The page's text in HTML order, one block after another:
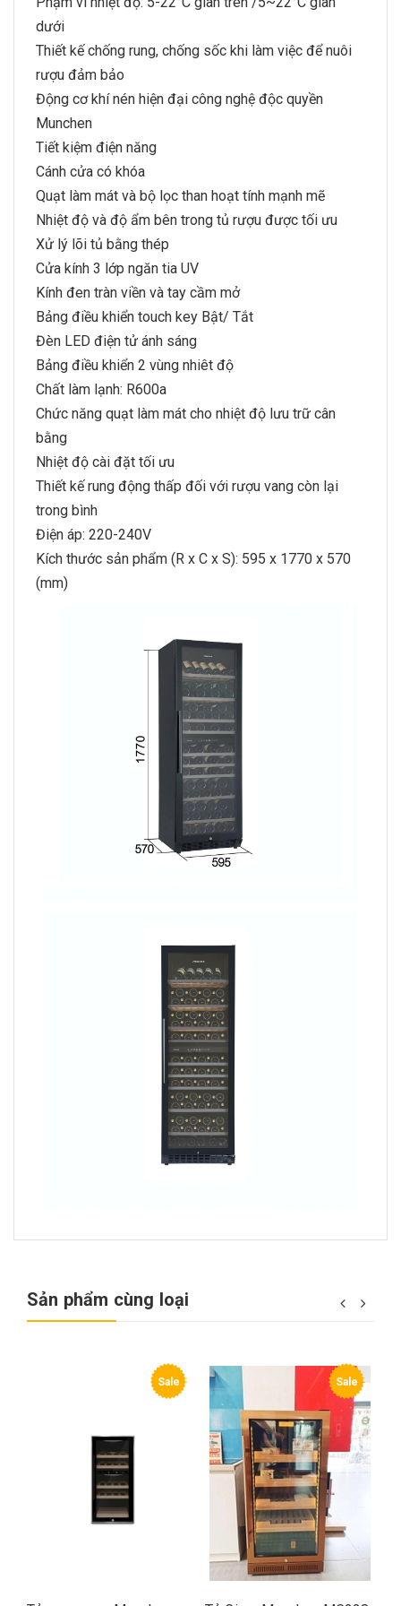
dưới
Thiết kế chống rung, chống sốc khi làm việc để nuôi
rượu đảm bảo
Động cơ khí nén hiện đại công nghệ độc quyền
Munchen
Tiết kiệm điện năng
Cánh cửa có khóa
Quạt làm mát và bộ lọc than hoạt tính mạnh mẽ
Nhiệt độ và độ ẩm bên trong tủ rượu được tối ưu
Xử lý lõi tủ bằng thép
Cửa kính 3 lớp ngăn tia UV
Kính đen tràn viền và tay cầm mở
Bảng điều khiển touch key Bật/ Tắt
Đèn LED điện tử ánh sáng
Bảng điều khiển 2 vùng nhiêt độ
Chất làm lạnh: R600a
Chức năng quạt làm mát cho nhiệt độ lưu trữ cân
bằng
Nhiệt độ cài đặt tối ưu
Thiết kế rung động thấp đối với rượu vang còn lại
trong bình
Điện áp: 220-240V
Kích thước sản phẩm (R x C x S): 595 x 1770 x 570
(mm)
Sản phẩm cùng loại
Sale Sale